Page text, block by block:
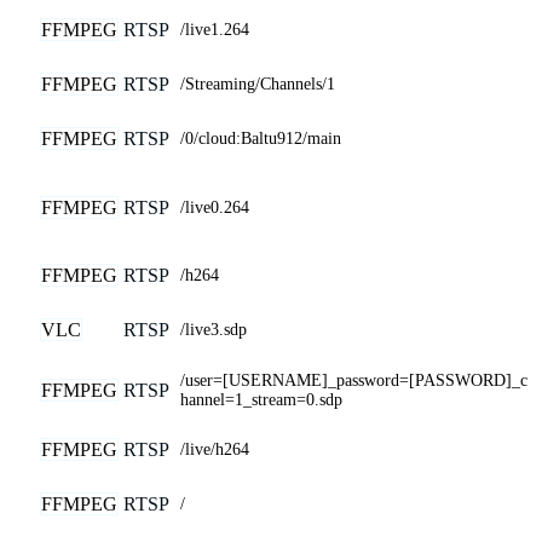
FFMPEG RTSP /live1.264
FFMPEG RTSP /Streaming/Channels/1
FFMPEG RTSP /0/cloud:Baltu912/main
FFMPEG RTSP /live0.264
FFMPEG RTSP /h264
VLC RTSP /live3.sdp
FFMPEG RTSP /user=[USERNAME]_password=[PASSWORD]_c
hannel=1_stream=0.sdp
FFMPEG RTSP /live/h264
FFMPEG RTSP /